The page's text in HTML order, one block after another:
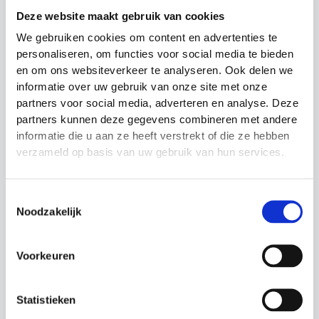
Deze website maakt gebruik van cookies
We gebruiken cookies om content en advertenties te
personaliseren, om functies voor social media te bieden
en om ons websiteverkeer te analyseren. Ook delen we
informatie over uw gebruik van onze site met onze
partners voor social media, adverteren en analyse. Deze
partners kunnen deze gegevens combineren met andere
informatie die u aan ze heeft verstrekt of die ze hebben
verzameld op basis van uw gebruik van hun services.
Noodzakelijk
Voorkeuren
Statistieken
Rood: 244cm – gebruikers tot een lengte
van 1 meter 60
Groen: 273cm – gebruikers tot een lengte
van 1 meter 60 tot 1 meter 75
Blauw: 305cm – gebruikers van 1 meter 75
en langer
De Urban Fitness Speed Rope is een onmisbare tool
voor HIIT, cardio of warming-up. Verbeter je
hoger niveau tilt.